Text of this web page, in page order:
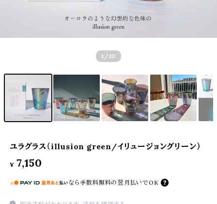
1 /20
ユラグラス（illusion green/イリュージョングリーン）
¥ 7,150
なら 手数料無料の 翌月払いでOK